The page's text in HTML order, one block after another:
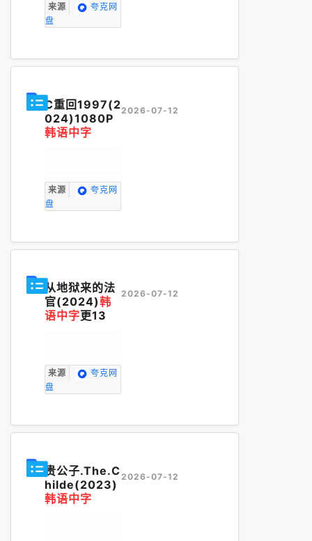
来源
夸克网
盘
C重回1997(2
024)1080P
韩语中字
来源
夸克网
盘
2026-07-12
从地狱来的法
官(2024)韩
语中字更13
来源
夸克网
盘
2026-07-12
贵公子.The.C
hilde(2023)
韩语中字
2026-07-12